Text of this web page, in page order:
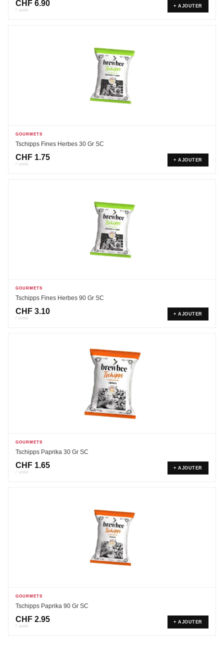
CHF 6.90
/ unité
+ AJOUTER
GOURMETS
Tschipps Fines Herbes 30 Gr SC
CHF 1.75
/ unité
+ AJOUTER
GOURMETS
Tschipps Fines Herbes 90 Gr SC
CHF 3.10
/ unité
+ AJOUTER
GOURMETS
Tschipps Paprika 30 Gr SC
CHF 1.65
/ unité
+ AJOUTER
GOURMETS
Tschipps Paprika 90 Gr SC
CHF 2.95
/ unité
+ AJOUTER